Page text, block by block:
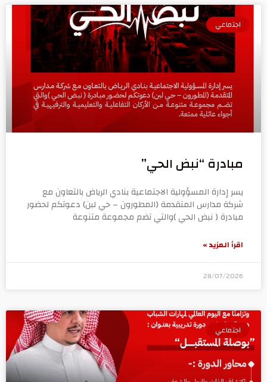
اجتماعي
مبادرة “نبض الحي”
يسر إدارة المسؤولية الاجتماعية بنادي الرياض بالتعاون مع
شركة مدارس المتقدمة (المطورون – حي لبن) دعوتكم لحضور
مبادرة ( نبض الحي )والتي تضم مجموعة متنوعة
اقرأ المزيد »
28/07/2026
اجتماعي